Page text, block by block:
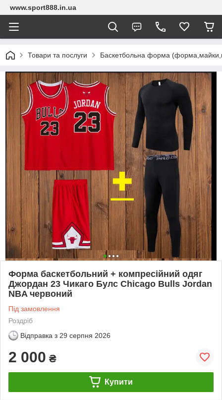
www.sport888.in.ua
Товари та послуги Баскетбольна форма
Форма баскетбольний + компресійний одяг
Джордан 23 Чикаго Булс Chicago Bulls Jordan
NBA червоний
Під замовлення
Роздріб
Відправка з 29 серпня 2026
2 000 ₴
Купити